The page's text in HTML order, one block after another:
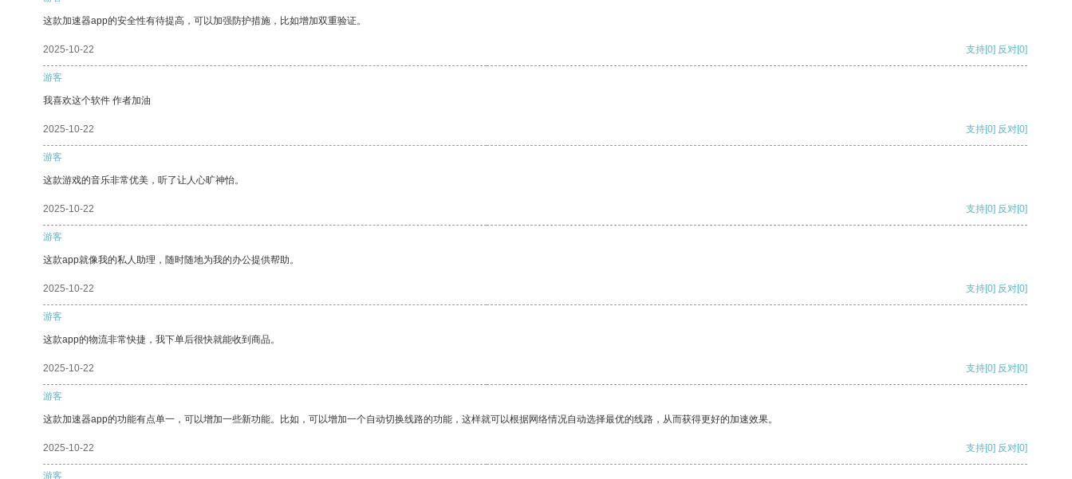
这款加速器app的安全性有待提高，可以加强防护措施，比如增加双重验证。
2025-10-22 支持[0] 反对[0]
游客
我喜欢这个软件 作者加油
2025-10-22 支持[0] 反对[0]
游客
这款游戏的音乐非常优美，听了让人心旷神怡。
2025-10-22 支持[0] 反对[0]
游客
这款app就像我的私人助理，随时随地为我的办公提供帮助。
2025-10-22 支持[0] 反对[0]
游客
这款app的物流非常快捷，我下单后很快就能收到商品。
2025-10-22 支持[0] 反对[0]
游客
这款加速器app的功能有点单一，可以增加一些新功能。比如，可以增加一个自动切换线路的功能，这样就可以根据网络情况自动选择最优的线路，从而获得更好的加速效果。
2025-10-22 支持[0] 反对[0]
游客